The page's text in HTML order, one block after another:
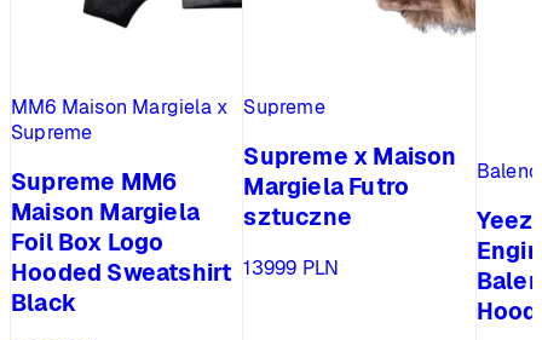
MM6 Maison Margiela x
Supreme
Supreme MM6
Maison Margiela
Foil Box Logo
Hooded Sweatshirt
Black
Supreme
Supreme x Maison
Margiela Futro
sztuczne
13999 PLN